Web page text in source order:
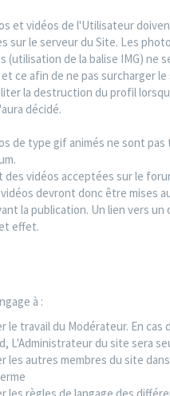
et vidéos de l'Utilisateur
sur le serveur du Site. Les
(utilisation de la balise IMG) ne
ce afin de ne pas surcharger
la destruction du profil
décidé.
de type gif animés ne sont pas
des vidéos acceptées sur le
vidéos devront donc être mises
la publication. Un lien vers un
effet.
à :
le travail du Modérateur. En cas
L'Administrateur du site sera
les autres membres du site